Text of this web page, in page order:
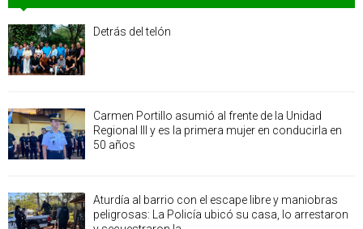
Detrás del telón
Carmen Portillo asumió al frente de la Unidad
Regional III y es la primera mujer en conducirla en
50 años
Aturdía al barrio con el escape libre y maniobras
peligrosas: La Policía ubicó su casa, lo arrestaron